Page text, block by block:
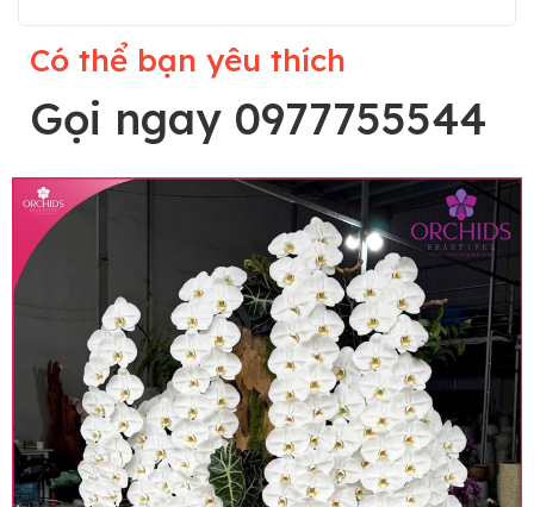
Lưu ý trước khi đặt hàng
• Về cây hoa: Một chậu hoa lan hồ điệp đẹp và
Có thể bạn yêu thích
Gọi ngay 0977755544